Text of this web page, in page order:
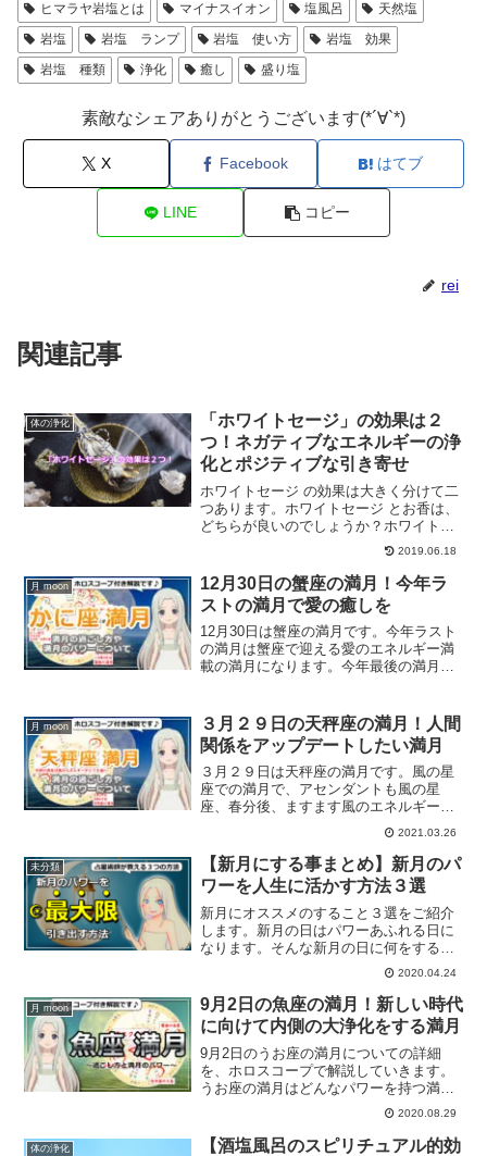
ヒマラヤ岩塩とは
マイナスイオン 塩風呂
天然塩
岩塩
岩塩 ランプ 岩塩 使い方
岩塩 効果
岩塩 種類
浄化 癒し 盛り塩
素敵なシェアありがとうございます(*´∀`*)
X Facebook はてブ
LINE コピー
rei
関連記事
体の浄化
「ホワイトセージ」の効果は２
つ！ネガティブなエネルギーの浄
化とポジティブな引き寄せ
ホワイトセージ の効果は大きく分けて二
つあります。ホワイトセージ とお香は、
どちらが良いのでしょうか？ホワイトセ
ージ について、最強の浄化のパワーにつ
いて、ホワイトセージ の使い方について
ご紹介していきます。
2019.06.18
月 moon
12月30日の蟹座の満月！今年ラ
ストの満月で愛の癒しを
12月30日は蟹座の満月です。今年ラスト
の満月は蟹座で迎える愛のエネルギー満
載の満月になります。今年最後の満月に
す。
月 moon
３月２９日の天秤座の満月！人間
関係をアップデートしたい満月
３月２９日は天秤座の満月です。風の星
座での満月で、アセンダントも風の星
座、春分後、ますます風のエネルギー感
が強まっている満月です。満月の過ごし
方、天秤座の満月のパワーについてホロ
スコープを交えて解説していきます。
2021.03.26
未分類
【新月にする事まとめ】新月のパ
ワーを人生に活かす方法３選
新月にオススメのすること３選をご紹介
します。新月の日はパワーあふれる日に
なります。そんな新月の日に何をするこ
とでパワーを人生に活かすことができる
のか？新月の日に取り入れたい事とは？
2020.04.24
月 moon
9月2日の魚座の満月！新しい時代
に向けて内側の大浄化をする満月
9月2日のうお座の満月についての詳細
を、ホロスコープで解説していきます。
うお座の満月はどんなパワーを持つ満月
なのか？この動画を見ることで、今回の
うお座の満月の過ごし方やうお座の満月
のパワーについて解説していきます。
2020.08.29
体の浄化
【酒塩風呂のスピリチュアル的効